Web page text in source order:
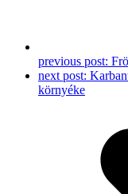
previous post:
next post:
környéke